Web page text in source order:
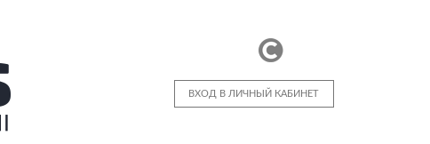
ВХОД В ЛИЧНЫЙ КАБИНЕТ